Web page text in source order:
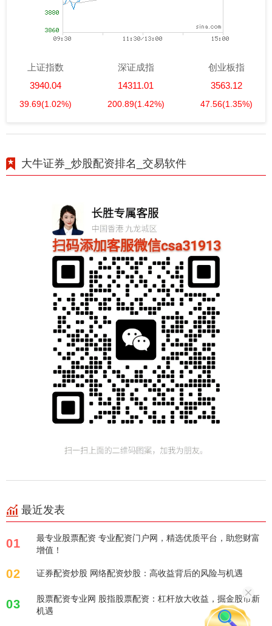
上证指数
3940.04
39.69(1.02%)
深证成指
14311.01
200.89(1.42%)
创业板指
3563.12
47.56(1.35%)
大牛证券_炒股配资排名_交易软件
最近发表
01
最专业股票配资 专业配资门户网，精选优质平台，助您财富
增值！
02 证券配资炒股 网络配资炒股：高收益背后的风险与机遇
03
股票配资专业网 股指股票配资：杠杆放大收益，掘金股市新
机遇